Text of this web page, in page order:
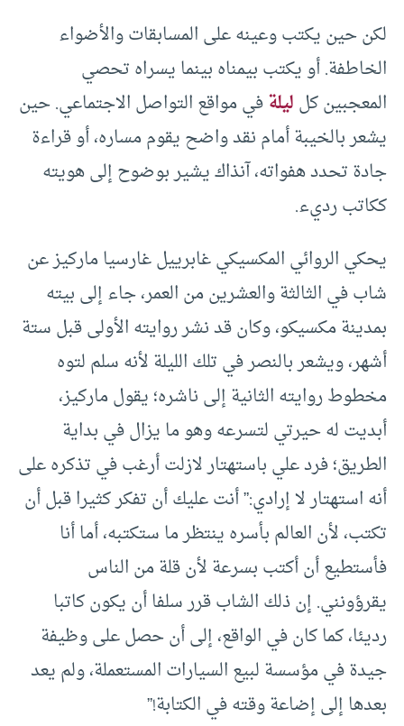
لكن حين يكتب وعينه على المسابقات والأضواء
الخاطفة. أو يكتب بيمناه بينما يسراه تحصي
المعجبين كلليلةفي مواقع التواصل الاجتماعي. حين
يشعر بالخيبة أمام نقد واضح يقوم مساره، أو قراءة
جادة تحدد هفواته، آنذاك يشير بوضوح إلى هويته
ككاتب رديء.
يحكي الروائي المكسيكي غابرييل غارسيا ماركيز عن
شاب في الثالثة والعشرين من العمر، جاء إلى بيته
بمدينة مكسيكو، وكان قد نشر روايته الأولى قبل ستة
أشهر، ويشعر بالنصر في تلك الليلة لأنه سلم لتوه
مخطوط روايته الثانية إلى ناشره؛ يقول ماركيز،
أبديت له حيرتي لتسرعه وهو ما يزال في بداية
الطريق؛ فرد علي باستهتار لازلت أرغب في تذكره على
أنه استهتار لا إرادي:” أنت عليك أن تفكر كثيرا قبل أن
تكتب، لأن العالم بأسره ينتظر ما ستكتبه، أما أنا
فأستطيع أن أكتب بسرعة لأن قلة من الناس
يقرؤونني. إن ذلك الشاب قرر سلفا أن يكون كاتبا
رديئا، كما كان في الواقع، إلى أن حصل على وظيفة
جيدة في مؤسسة لبيع السيارات المستعملة، ولم يعد
بعدها إلى إضاعة وقته في الكتابة!”